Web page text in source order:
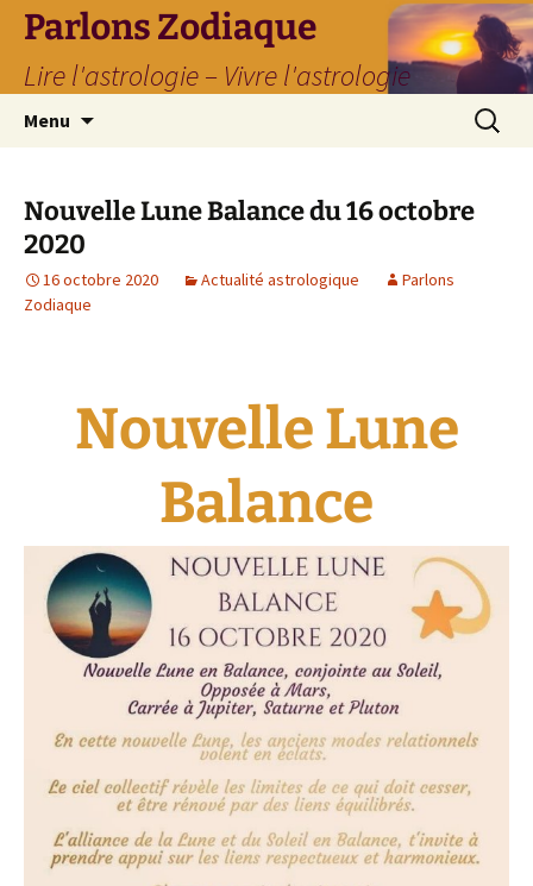
Parlons Zodiaque
Lire l'astrologie – Vivre l'astrologie
Menu
Nouvelle Lune Balance du 16 octobre
2020
16 octobre 2020 Actualité astrologique
Parlons
Zodiaque
Nouvelle Lune
Balance